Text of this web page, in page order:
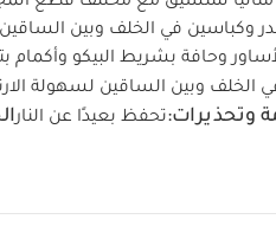
وكباسين في الخلف وبين
وحافة بشريط البيكو وأكمام
الخلف وبين الساقين لسهولة
وتحذيرات:تحفظ بعيدًا عن النار
قطع